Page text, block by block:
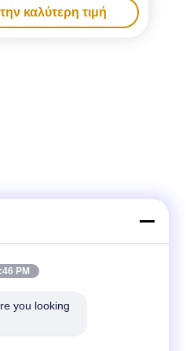
καλύτερη τιμή
PM
you looking